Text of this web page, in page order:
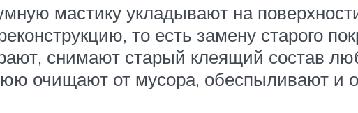
мастику укладывают на
то есть замену старого
снимают старый клеящий состав
очищают от мусора, обеспыливают и